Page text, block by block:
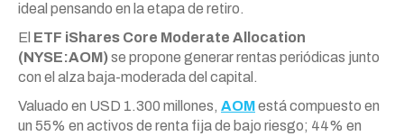
ideal pensando en la etapa de retiro.
El ETF iShares Core Moderate Allocation
(NYSE:AOM)se propone generar rentas periódicas junto
con el alza baja-moderada del capital.
Valuado en USD 1.300 millones, AOMestá compuesto en
un 55% en activos de renta fija de bajo riesgo; 44% en